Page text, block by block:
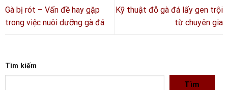
Gà bị rót – Vấn đề hay gặp
trong việc nuôi dưỡng gà đá
Kỹ thuật đỗ gà đá lấy gen trội
từ chuyên gia
Tìm kiếm
Tìm